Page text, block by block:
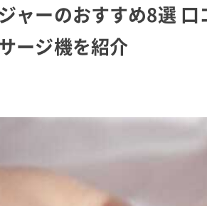
ャーのおすすめ8選
ージ機を紹介